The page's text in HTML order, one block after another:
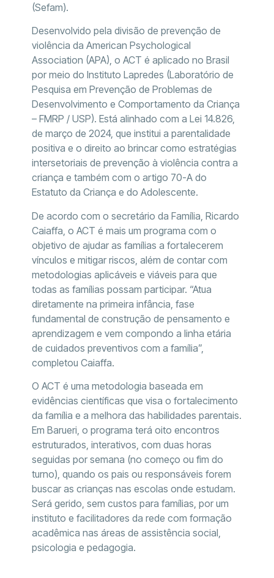
(Sefam).
Desenvolvido pela divisão de prevenção de
violência da American Psychological
Association (APA), o ACT é aplicado no Brasil
por meio do Instituto Lapredes (Laboratório de
Pesquisa em Prevenção de Problemas de
Desenvolvimento e Comportamento da Criança
– FMRP / USP). Está alinhado com a Lei 14.826,
de março de 2024, que institui a parentalidade
positiva e o direito ao brincar como estratégias
intersetoriais de prevenção à violência contra a
criança e também com o artigo 70-A do
Estatuto da Criança e do Adolescente.
De acordo com o secretário da Família, Ricardo
Caiaffa, o ACT é mais um programa com o
objetivo de ajudar as famílias a fortalecerem
vínculos e mitigar riscos, além de contar com
metodologias aplicáveis e viáveis para que
todas as famílias possam participar. “Atua
diretamente na primeira infância, fase
fundamental de construção de pensamento e
aprendizagem e vem compondo a linha etária
de cuidados preventivos com a família”,
completou Caiaffa.
O ACT é uma metodologia baseada em
evidências científicas que visa o fortalecimento
da família e a melhora das habilidades parentais.
Em Barueri, o programa terá oito encontros
estruturados, interativos, com duas horas
seguidas por semana (no começo ou fim do
turno), quando os pais ou responsáveis forem
buscar as crianças nas escolas onde estudam.
Será gerido, sem custos para famílias, por um
instituto e facilitadores da rede com formação
acadêmica nas áreas de assistência social,
psicologia e pedagogia.